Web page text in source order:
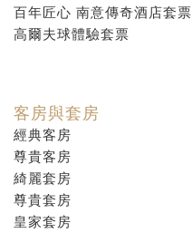
百年匠心 南意傳奇酒店套票
高爾夫球體驗套票
客房與套房
經典客房
尊貴客房
綺麗套房
尊貴套房
皇家套房